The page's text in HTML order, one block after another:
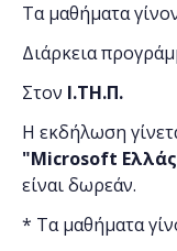
Τα μαθήματα
Διάρκεια
Στον Ι.ΤΗ.Π.
Η εκδήλωση
"Microsoft
είναι δωρεάν.
* Τα μαθήματα